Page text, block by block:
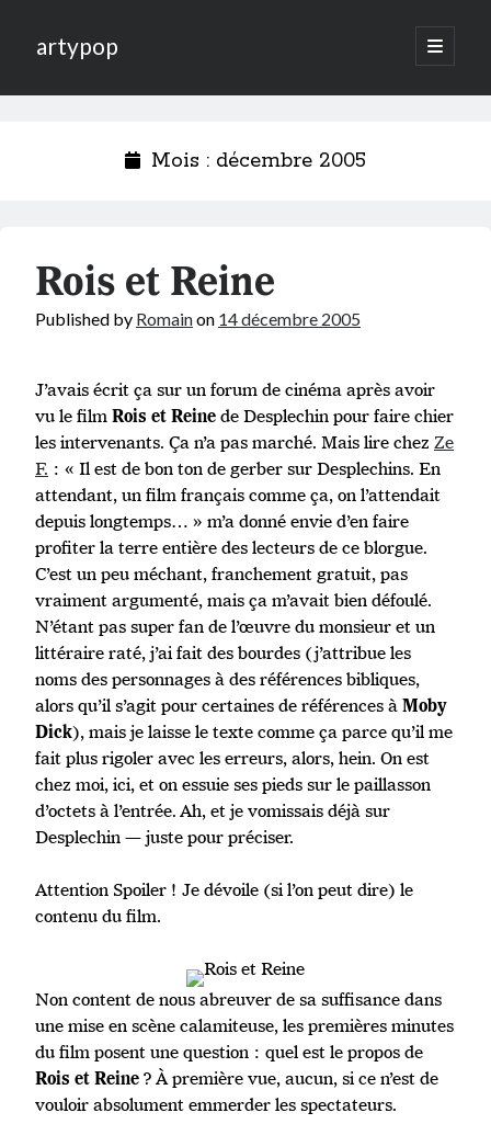
artypop
open
primary
Mois : décembre 2005
Rois et Reine
Published by Romainon 14 décembre 2005
J’avais écrit ça sur un forum de cinéma après avoir
vu le film Rois et Reine de Desplechin pour faire chier
les intervenants. Ça n’a pas marché. Mais lire chez Ze
F. : « Il est de bon ton de gerber sur Desplechins. En
attendant, un film français comme ça, on l’attendait
depuis longtemps… » m’a donné envie d’en faire
profiter la terre entière des lecteurs de ce blorgue.
C’est un peu méchant, franchement gratuit, pas
vraiment argumenté, mais ça m’avait bien défoulé.
N’étant pas super fan de l’œuvre du monsieur et un
littéraire raté, j’ai fait des bourdes (j’attribue les
noms des personnages à des références bibliques,
alors qu’il s’agit pour certaines de références à Moby
Dick), mais je laisse le texte comme ça parce qu’il me
fait plus rigoler avec les erreurs, alors, hein. On est
chez moi, ici, et on essuie ses pieds sur le paillasson
d’octets à l’entrée. Ah, et je vomissais déjà sur
Desplechin — juste pour préciser.
Attention Spoiler ! Je dévoile (si l’on peut dire) le
contenu du film.
Non content de nous abreuver de sa suffisance dans
une mise en scène calamiteuse, les premières minutes
du film posent une question : quel est le propos de
Rois et Reine ? À première vue, aucun, si ce n’est de
vouloir absolument emmerder les spectateurs.